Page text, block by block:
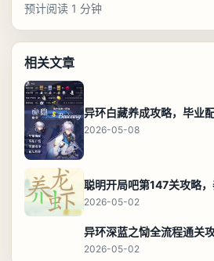
预计阅读 1 分钟
相关文章
2026-05-08
2026-05-02
异环深蓝之恸全流程通关
2026-05-02